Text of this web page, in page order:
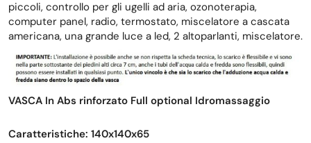
piccoli, controllo per gli ugelli ad aria, ozonoterapia,
computer panel, radio, termostato, miscelatore a cascata
americana, una grande luce a led, 2 altoparlanti, miscelatore.
VASCA In Abs rinforzato Full optional Idromassaggio
Caratteristiche: 140x140x65